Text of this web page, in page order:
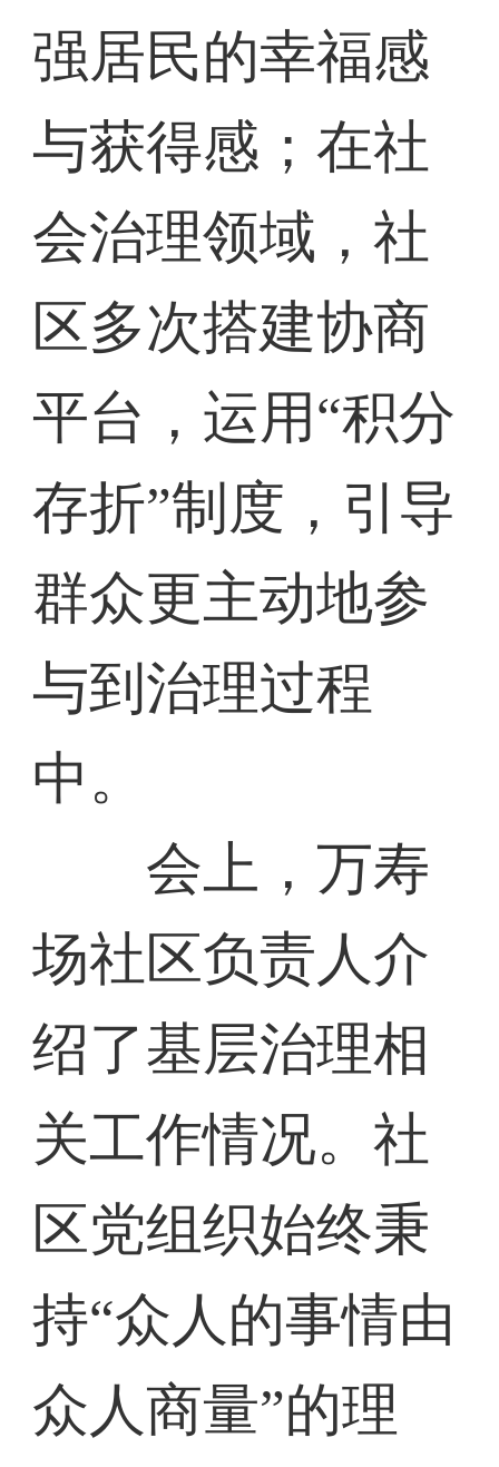
强居民的幸福感
与获得感；在社
会治理领域，社
区多次搭建协商
平台，运用“积分
存折”制度，引导
群众更主动地参
与到治理过程
中。
会上，万寿
场社区负责人介
绍了基层治理相
关工作情况。社
区党组织始终秉
持“众人的事情由
众人商量”的理